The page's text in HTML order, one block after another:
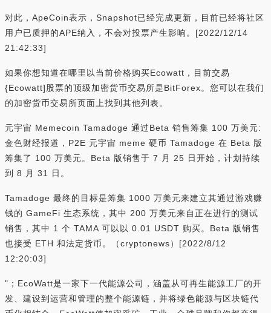
对此，ApeCoin表示，Snapshot已经完成更新，目前已经将社区
用户已质押的APE纳入，不会对投票产生影响。[2022/12/14
21:42:33]
如果你想知道在哪里以当前价格购买Ecowatt，目前交易
{Ecowatt]股票的顶级加密货币交易所是BitForex。您可以在我们
的加密货币交易所页面上找到其他列表。
元宇宙 Memecoin Tamadoge 通过Beta 销售筹集 100 万美元:
金色财经报道，P2E 元宇宙 meme 硬币 Tamadoge 在 Beta 版
筹集了 100 万美元。Beta 版销售于 7 月 25 日开始，计划持续
到 8 月 31 日。
Tamadoge 最终的目标是筹集 1000 万美元来建立其通过游戏赚
钱的 GameFi 生态系统，其中 200 万美元来自正在进行的测试
销售，其中 1 个 TAMA 可以以 0.01 USDT 购买。Beta 版销售
也接受 ETH 和法定货币。（cryptonews）[2022/8/12
12:20:03]
"；EcoWatt是一家下一代能源公司，涵盖从可再生能源工厂的开
发、建设到运营和管理的整个能源链，并将绿色能源与区块链代